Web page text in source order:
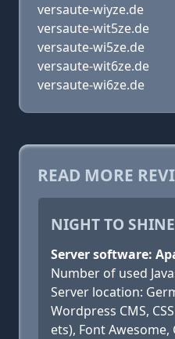
versaute-wiyze.de
versaute-wit5ze.de
versaute-wi5ze.de
versaute-wit6ze.de
versaute-wi6ze.de
READ MORE
NIGHT TO
Server software:
Number of used
Server location:
Wordpress CMS,
ets), Font